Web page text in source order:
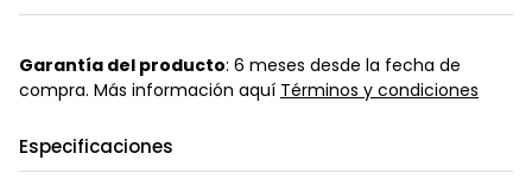
Garantía del producto: 6 meses desde la fecha de
compra. Más información aquí Términos y condiciones
Especificaciones